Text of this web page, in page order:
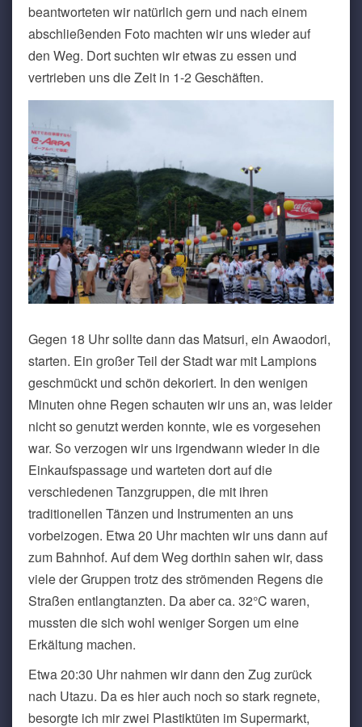
beantworteten wir natürlich gern und nach einem
abschließenden Foto machten wir uns wieder auf
den Weg. Dort suchten wir etwas zu essen und
vertrieben uns die Zeit in 1-2 Geschäften.
Gegen 18 Uhr sollte dann das Matsuri, ein Awaodori,
starten. Ein großer Teil der Stadt war mit Lampions
geschmückt und schön dekoriert. In den wenigen
Minuten ohne Regen schauten wir uns an, was leider
nicht so genutzt werden konnte, wie es vorgesehen
war. So verzogen wir uns irgendwann wieder in die
Einkaufspassage und warteten dort auf die
verschiedenen Tanzgruppen, die mit ihren
traditionellen Tänzen und Instrumenten an uns
vorbeizogen. Etwa 20 Uhr machten wir uns dann auf
zum Bahnhof. Auf dem Weg dorthin sahen wir, dass
viele der Gruppen trotz des strömenden Regens die
Straßen entlangtanzten. Da aber ca. 32°C waren,
mussten die sich wohl weniger Sorgen um eine
Erkältung machen.
Etwa 20:30 Uhr nahmen wir dann den Zug zurück
nach Utazu. Da es hier auch noch so stark regnete,
besorgte ich mir zwei Plastiktüten im Supermarkt,